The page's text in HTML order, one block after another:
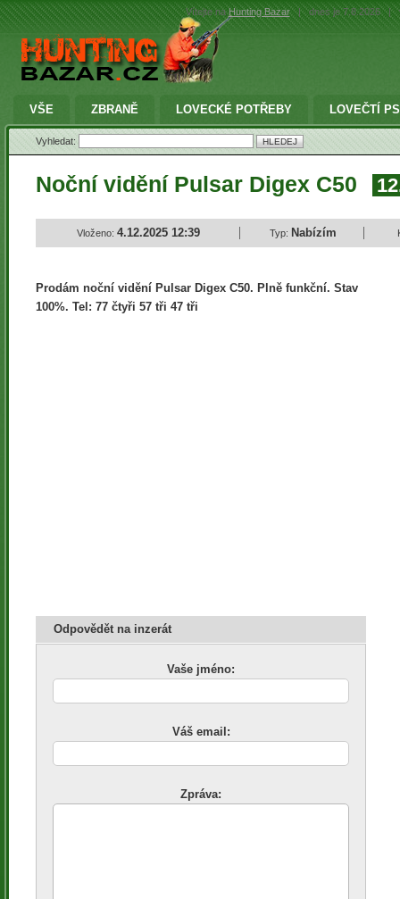
Vítejte naHunting Bazar | dnes je 7.8.2026 |
VŠE ZBRANĚ LOVECKÉ POTŘEBY LOVEČTÍ
Vyhledat:
Noční vidění Pulsar Digex C50
Vloženo: 4.12.2025 12:39 Typ: Nabízím
Prodám noční vidění Pulsar Digex C50. Plně funkční. Stav
100%. Tel: 77 čtyři 57 tři 47 tři
Odpovědět na inzerát
Vaše jméno:
Váš email:
Zpráva: